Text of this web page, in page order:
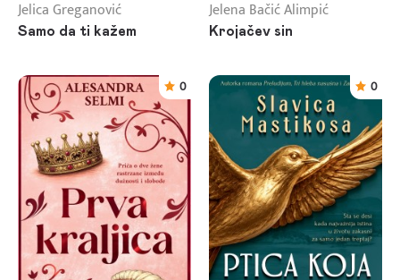
Jelica Greganović
Samo da ti kažem
Jelena Bačić Alimpić
Krojačev sin
0 0